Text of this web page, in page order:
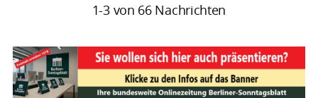
1-3 von 66 Nachrichten